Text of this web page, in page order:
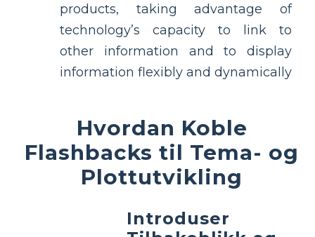
products, taking advantage of
technology’s capacity to link to
other information and to display
information flexibly and dynamically
Hvordan Koble
Flashbacks til Tema- og
Plottutvikling
Introduser